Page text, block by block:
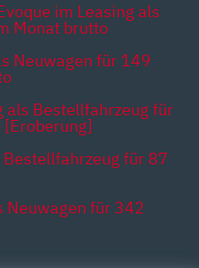
im Leasing als
Monat brutto
Neuwagen für 149
als Bestellfahrzeug für
Bestellfahrzeug für 87
Neuwagen für 342